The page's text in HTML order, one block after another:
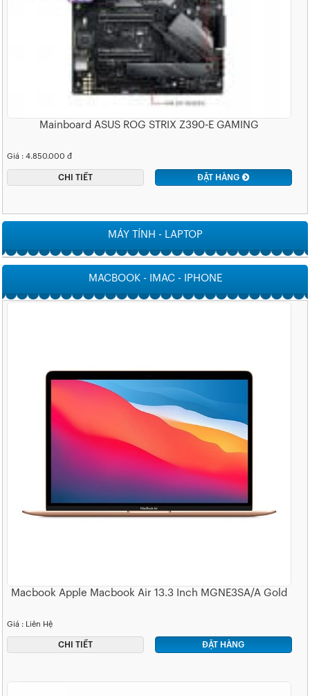
Mainboard ASUS ROG STRIX Z390-E GAMING
Giá : 4.850.000 đ
CHI TIẾT ĐẶT HÀNG
MÁY TÍNH - LAPTOP
MACBOOK - IMAC - IPHONE
Macbook Apple Macbook Air 13.3 Inch MGNE3SA/A Gold
Giá : Liên Hệ
CHI TIẾT ĐẶT HÀNG